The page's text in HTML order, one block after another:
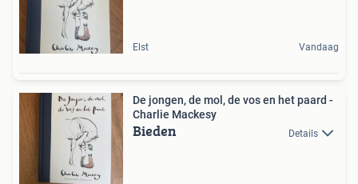
Elst Vandaag
De jongen, de mol, de vos en het paard -
Charlie Mackesy
Bieden Details